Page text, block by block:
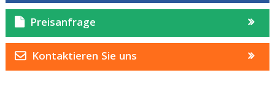
Preisanfrage
Kontaktieren Sie uns